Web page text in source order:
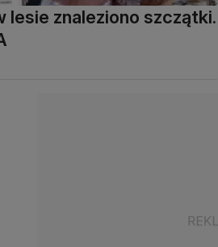
lesie znaleziono szczątki.